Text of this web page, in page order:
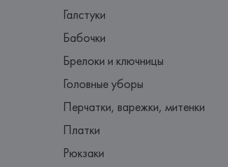
Галстуки
Бабочки
Брелоки и ключницы
Головные уборы
Перчатки, варежки, митенки
Платки
Рюкзаки